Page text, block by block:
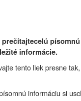
prečítajtecelú
informácie.
tento liek presne
informáciu si